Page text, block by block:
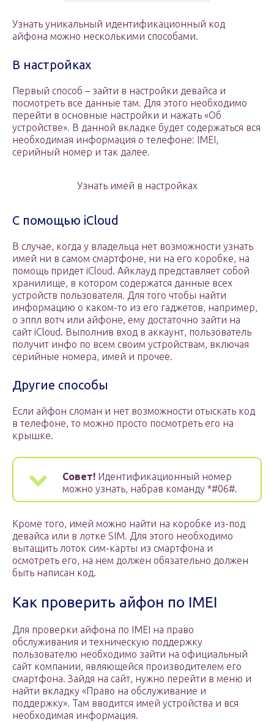
Узнать уникальный идентификационный код
айфона можно несколькими способами.
В настройках
Первый способ – зайти в настройки девайса и
посмотреть все данные там. Для этого необходимо
перейти в основные настройки и нажать «Об
устройстве». В данной вкладке будет содержаться вся
необходимая информация о телефоне: IMEI,
серийный номер и так далее.
Узнать имей в настройках
С помощью iCloud
В случае, когда у владельца нет возможности узнать
имей ни в самом смартфоне, ни на его коробке, на
помощь придет iCloud. Айклауд представляет собой
хранилище, в котором содержатся данные всех
устройств пользователя. Для того чтобы найти
информацию о каком-то из его гаджетов, например,
о эппл вотч или айфоне, ему достаточно зайти на
сайт iCloud. Выполнив вход в аккаунт, пользователь
получит инфо по всем своим устройствам, включая
серийные номера, имей и прочее.
Другие способы
Если айфон сломан и нет возможности отыскать код
в телефоне, то можно просто посмотреть его на
крышке.
Совет! Идентификационный номер
можно узнать, набрав команду *#06#.
Кроме того, имей можно найти на коробке из-под
девайса или в лотке SIM. Для этого необходимо
вытащить лоток сим-карты из смартфона и
осмотреть его, на нем должен обязательно должен
быть написан код.
Как проверить айфон по IMEI
Для проверки айфона по IMEI на право
обслуживания и техническую поддержку
пользователю необходимо зайти на официальный
сайт компании, являющейся производителем его
смартфона. Зайдя на сайт, нужно перейти в меню и
найти вкладку «Право на обслуживание и
поддержку». Там вводится имей устройства и вся
необходимая информация.